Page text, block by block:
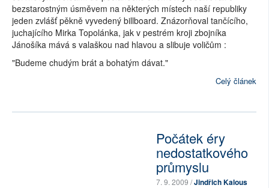
bezstarostným úsměvem na některých místech naší republiky
jeden zvlášť pěkně vyvedený billboard. Znázorňoval tančícího,
juchajícího Mirka Topolánka, jak v pestrém kroji zbojníka
Jánošíka mává s valaškou nad hlavou a slibuje voličům :
"Budeme chudým brát a bohatým dávat."
Celý článek
Počátek éry
nedostatkového
průmyslu
7. 9. 2009 /Jindřich Kalous